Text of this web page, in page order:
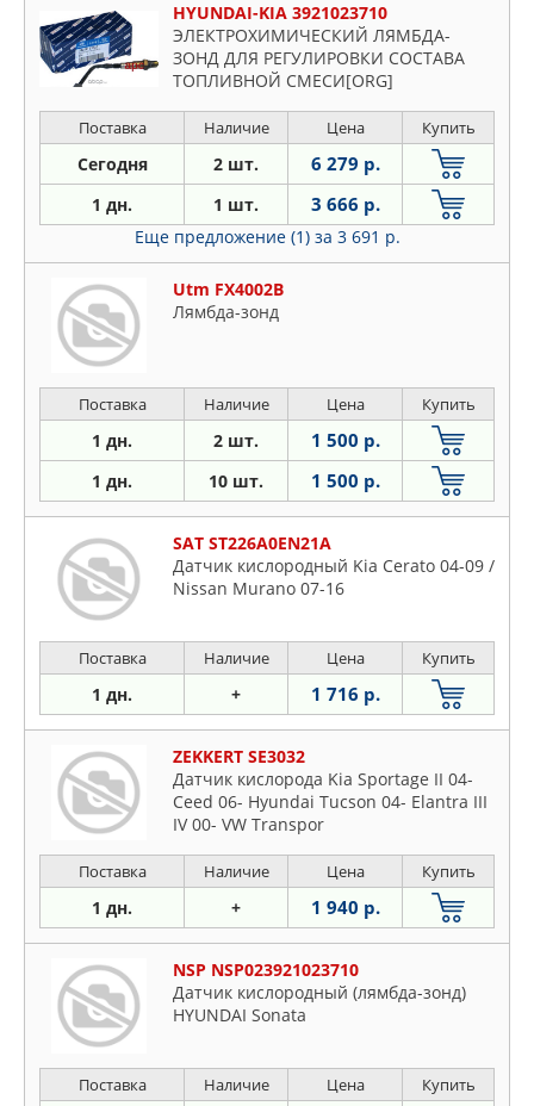
HYUNDAI-KIA 3921023710
ЭЛЕКТРОХИМИЧЕСКИЙ ЛЯМБДА-
ЗОНД ДЛЯ РЕГУЛИРОВКИ СОСТАВА
ТОПЛИВНОЙ СМЕСИ[ORG]
Поставка Наличие Цена Купить
Сегодня 2 шт. 6 279 р.
1 дн. 1 шт. 3 666 р.
Еще предложение (1) за 3 691 р.
Utm FX4002B
Лямбда-зонд
Поставка Наличие Цена Купить
1 дн. 2 шт. 1 500 р.
1 дн. 10 шт. 1 500 р.
SAT ST226A0EN21A
Датчик кислородный Kia Cerato 04-09 /
Nissan Murano 07-16
Поставка Наличие Цена Купить
1 дн. + 1 716 р.
ZEKKERT SE3032
Датчик кислорода Kia Sportage II 04-
Ceed 06- Hyundai Tucson 04- Elantra III
IV 00- VW Transpor
Поставка Наличие Цена Купить
1 дн. + 1 940 р.
NSP NSP023921023710
Датчик кислородный (лямбда-зонд)
HYUNDAI Sonata
Поставка Наличие Цена Купить